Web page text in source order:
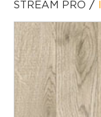
STREAM PRO /